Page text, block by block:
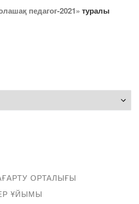
педагог-2021» туралы
ОРТАЛЫҒЫ
ҰЙЫМЫ